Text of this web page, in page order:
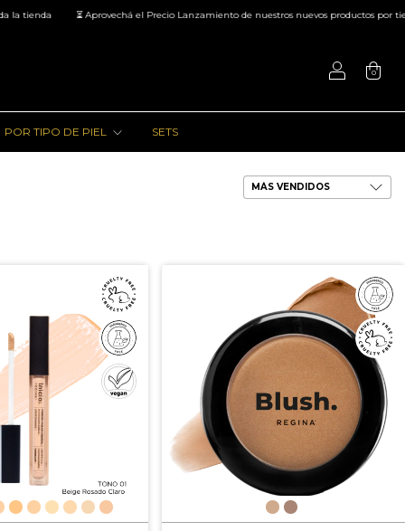
⏳ Aprovechá el Precio Lanzamiento de nuestros nuevos productos por tiempo limitado
0
POR TIPO DE PIEL SETS